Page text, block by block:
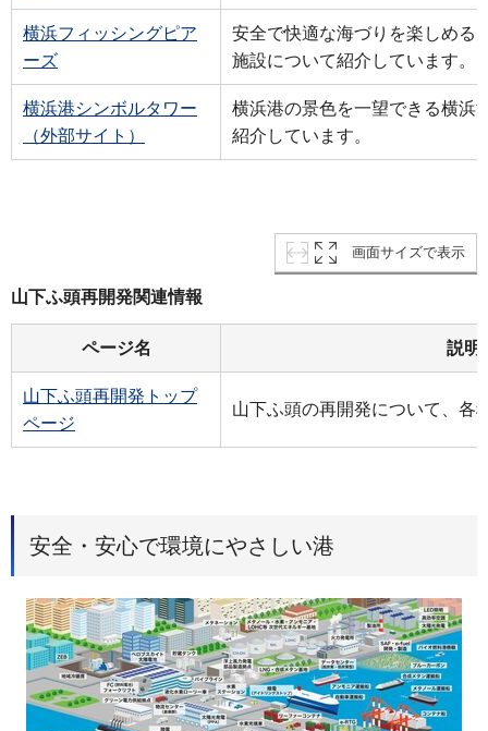
横浜フィッシングピア
ーズ
安全で快適な海づりを楽しめる
施設について紹介しています。
横浜港シンボルタワー
（外部サイト）
横浜港の景色を一望できる横浜
紹介しています。
画面サイズで表示
山下ふ頭再開発関連情報
ページ名 説明
山下ふ頭再開発トップ
ページ
山下ふ頭の再開発について、各
安全・安心で環境にやさしい港